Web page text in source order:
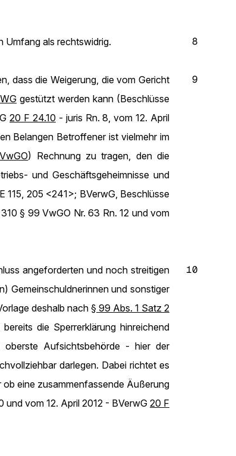
8
Umfang als rechtswidrig.
9
dass die Weigerung, die vom Gericht
gestützt werden kann (Beschlüsse
20 F 24.10 - juris Rn. 8, vom 12. April
Belangen Betroffener ist vielmehr im
) Rechnung zu tragen, den die
und Geschäftsgeheimnisse und
115, 205 <241>; BVerwG, Beschlüsse
§ 99 VwGO Nr. 63 Rn. 12 und vom
10
angeforderten und noch streitigen
Gemeinschuldnerinnen und sonstiger
deshalb nach § 99 Abs. 1 Satz 2
die Sperrerklärung hinreichend
oberste Aufsichtsbehörde - hier der
darlegen. Dabei richtet es
eine zusammenfassende Äußerung
und vom 12. April 2012 - BVerwG20 F